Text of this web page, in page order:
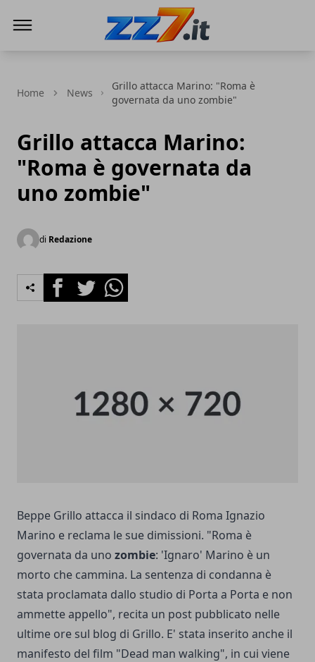
Home News
Grillo attacca Marino: "Roma è
governata da uno zombie"
Grillo attacca Marino:
"Roma è governata da
uno zombie"
di Redazione
FacebookTwitterWhatsapp
Beppe Grillo attacca il sindaco di Roma Ignazio
Marino e reclama le sue dimissioni. "Roma è
governata da uno zombie: 'Ignaro' Marino è un
morto che cammina. La sentenza di condanna è
stata proclamata dallo studio di Porta a Porta e non
ammette appello", recita un post pubblicato nelle
ultime ore sul blog di Grillo. E' stata inserito anche il
manifesto del film "Dead man walking", in cui viene